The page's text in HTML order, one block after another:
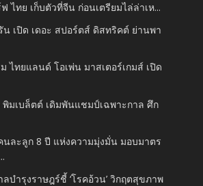
ไทย เก็บตัวที่จีน ก่อนเตรียมไล่ล่าเห...
เปิด เดอะ สปอร์ตส์ ดิสทริคต์ ย่านพา
ไทยแลนด์ โอเพ่น มาสเตอร์เกมส์ เปิด
พิมเบล็ตต์ เดิมพันแชมป์เฉพาะกาล ศึก
นละลูก 8 ปี แห่งความมุ่งมั่น มอบมาตร
ลบำรุงราษฎร์ชี้ ‘โรคอ้วน’ วิกฤตสุขภาพ